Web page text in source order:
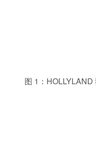
图 1：